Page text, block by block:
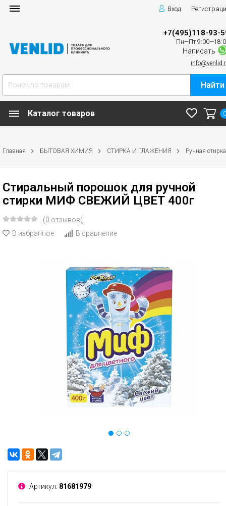
Вход
+7(495)118-93-
Пн—Пт
Написать
Найти
Каталог товаров
Главная БЫТОВАЯ ХИМИЯ СТИРКА И ГЛАЖЕНИЯ Ручная стирка
Стиральный порошок для ручной
стирки МИФ СВЕЖИЙ ЦВЕТ 400г
(0 отзывов)
В избранное
В сравнение
Артикул: 81681979